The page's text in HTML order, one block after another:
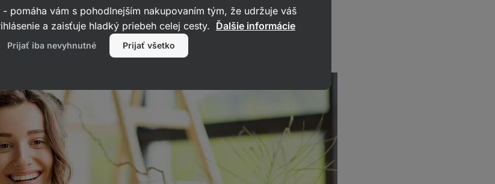
dočítate v článku s názvom6 spôsobov, ako vám prerušované
pomôže schudnúť
pomáha vám s pohodlnejším nakupovaním tým, že udržuje váš
a zaisťuje hladký priebeh celej cesty. Ďalšie informácie
Prijať iba nevyhnutné Prijať všetko